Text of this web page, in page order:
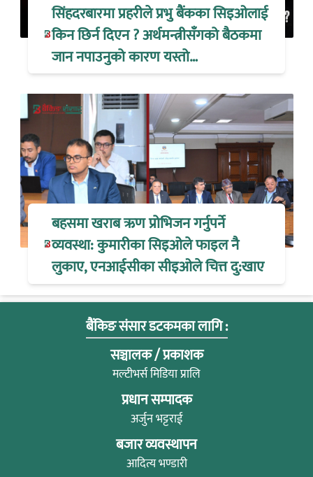
सिंहदरबारमा प्रहरीले प्रभु बैंकका सिइओलाई
किन छिर्न दिएन ? अर्थमन्त्रीसँगको बैठकमा
जान नपाउनुको कारण यस्तो…
बहसमा खराब ऋण प्रोभिजन गर्नुपर्ने
व्यवस्था: कुमारीका सिइओले फाइल नै
लुकाए, एनआईसीका सीइओले चित्त दु:खाए
बैंकिङ संसार डटकमका लागि :
सञ्चालक / प्रकाशक
मल्टीभर्स मिडिया प्रालि
प्रधान सम्पादक
अर्जुन भट्टराई
बजार व्यवस्थापन
आदित्य भण्डारी